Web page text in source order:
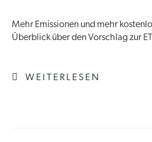
Mehr Emissionen und mehr
Überblick über den Vorschlag zur
WEITERLESEN